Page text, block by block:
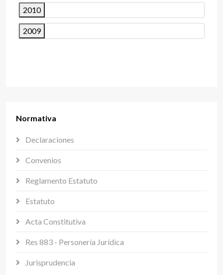
2010
2009
Normativa
Declaraciones
Convenios
Reglamento Estatuto
Estatuto
Acta Constitutiva
Res 883 - Personería Jurídica
Jurisprudencia